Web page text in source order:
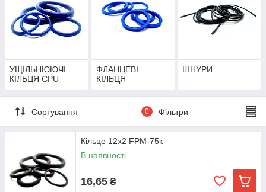
УЩІЛЬНЮЮЧІ
КІЛЬЦЯ CPU
ФЛАНЦЕВІ
КІЛЬЦЯ
ШНУРИ
Сортування 0 Фільтри
Кільце 12х2 FPM-75к
В наявності
16,65 ₴